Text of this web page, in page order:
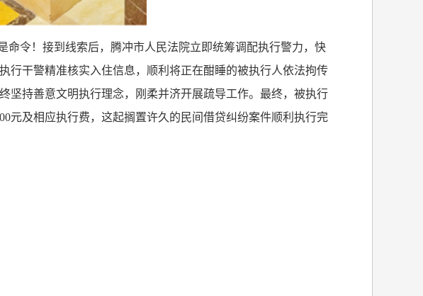
令！接到线索后，腾冲市人民法院立即统筹调配执行警力，快
行干警精准核实入住信息，顺利将正在酣睡的被执行人依法拘传
坚持善意文明执行理念，刚柔并济开展疏导工作。最终，被执行
元及相应执行费，这起搁置许久的民间借贷纠纷案件顺利执行完